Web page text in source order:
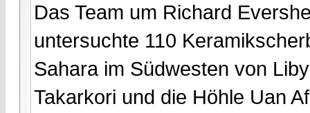
Das Team um Richard
untersuchte 110
Sahara im Südwesten von
Takarkori und die Höhle Uan